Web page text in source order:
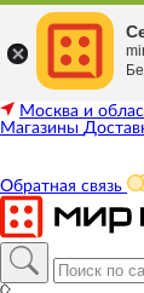
Москва и
Магазины
Обратная связь